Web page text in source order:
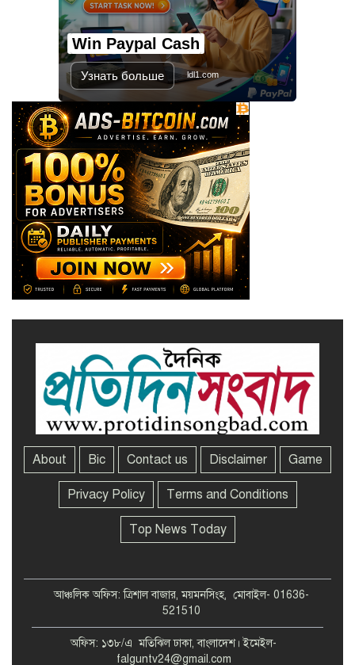
শহীদের আত্মত্যাগে গড়া জাতীয় ঐক্য
রক্ষা করতে হবে : প্রধানমন্ত্রী
সাভারে এমপি ও তাঁর স্ত্রীকে
শিক্ষাপ্রতিষ্ঠানের সভাপতি, উঠেছে
আইনি প্রশ্ন
নজরুল বিশ্ববিদ্যালয়ে ব্যবসায় প্রশাসন
অনুষদের গবেষণা প্রকল্প ২০২৫-২৬
অর্থবছরের সেমিনার
সখীপুরে স্ত্রী-সন্তানের বিরুদ্ধে অসুস্থ
স্বামীকে ফেলে যাওয়ার অভিযোগ
Win Paypal Cash
Узнать больше ldl1.com
About Bic Contact us Disclaimer Game
Privacy Policy Terms and Conditions
Top News Today
আঞ্চলিক অফিস: ত্রিশাল বাজার, ময়মনসিংহ, মোবাইল- 01636-
521510
অফিস: ১৩৮/এ মতিঝিল ঢাকা, বাংলাদেশ। ইমেইল-
falguntv24@gmail.com